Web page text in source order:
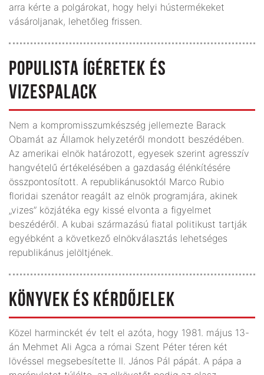
arra kérte a polgárokat, hogy helyi hústermékeket
vásároljanak, lehetőleg frissen.
POPULISTA ÍGÉRETEK ÉS
VIZESPALACK
Nem a kompromisszumkészség jellemezte Barack
Obamát az Államok helyzetéről mondott beszédében.
Az amerikai elnök határozott, egyesek szerint agresszív
hangvételű értékelésében a gazdaság élénkítésére
összpontosított. A republikánusoktól Marco Rubio
floridai szenátor reagált az elnök programjára, akinek
„vizes” közjátéka egy kissé elvonta a figyelmet
beszédéről. A kubai származású fiatal politikust tartják
egyébként a következő elnökválasztás lehetséges
republikánus jelöltjének.
KÖNYVEK ÉS KÉRDŐJELEK
Közel harminckét év telt el azóta, hogy 1981. május 13-
án Mehmet Ali Agca a római Szent Péter téren két
lövéssel megsebesítette II. János Pál pápát. A pápa a